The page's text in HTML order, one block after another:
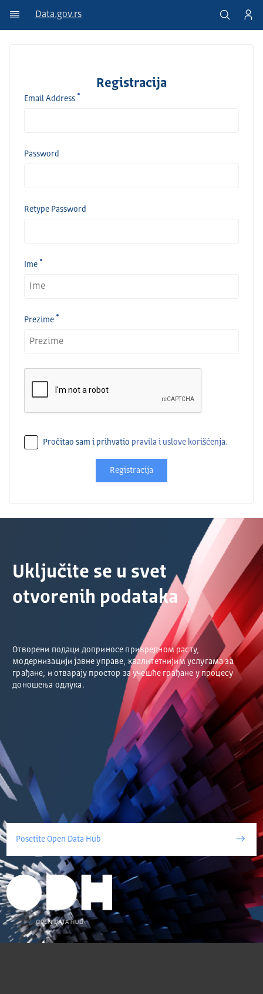
Data.gov.rs
Registracija
Email Address
Password
Retype Password
Ime
Prezime
Pročitao sam i prihvatio pravila i uslove korišćenja.
Registracija
Uključite se u svet
otvorenih podataka
Отворени подаци доприносе привредном расту,
модернизацији јавне управе, квалитетнијим услугама за
грађане, и отварају простор за учешће грађане у процесу
доношења одлука.
Posetite Open Data Hub